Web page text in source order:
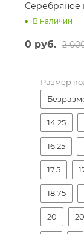
Серебряное
В наличии
0 руб. 2
Размер
14.25
16.25
17.5
18.75
20